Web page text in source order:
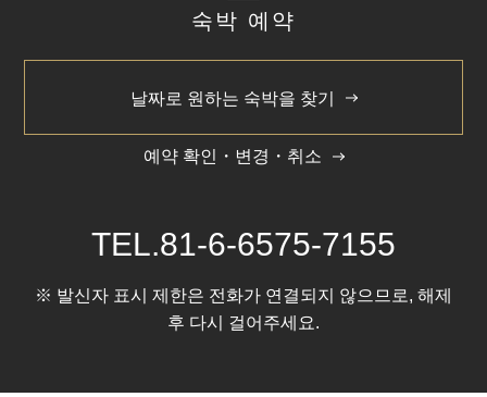
숙박 예약
날짜로 원하는 숙박을 찾기
예약 확인・변경・취소
TEL.81-6-6575-7155
※ 발신자 표시 제한은 전화가 연결되지 않으므로, 해제
후 다시 걸어주세요.